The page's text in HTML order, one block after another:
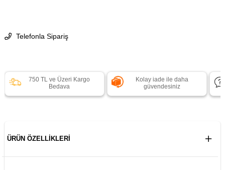
Telefonla Sipariş
750 TL ve Üzeri Kargo
Bedava
Kolay iade ile daha
güvendesiniz
ÜRÜN ÖZELLIKLERI